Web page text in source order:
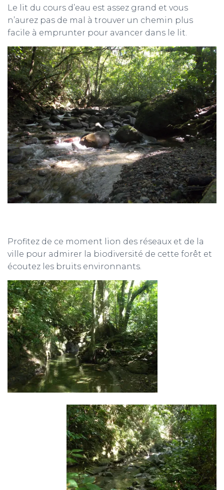
Le lit du cours d’eau est assez grand et vous
n’aurez pas de mal à trouver un chemin plus
facile à emprunter pour avancer dans le lit.
Profitez de ce moment lion des réseaux et de la
ville pour admirer la biodiversité de cette forêt et
écoutez les bruits environnants.